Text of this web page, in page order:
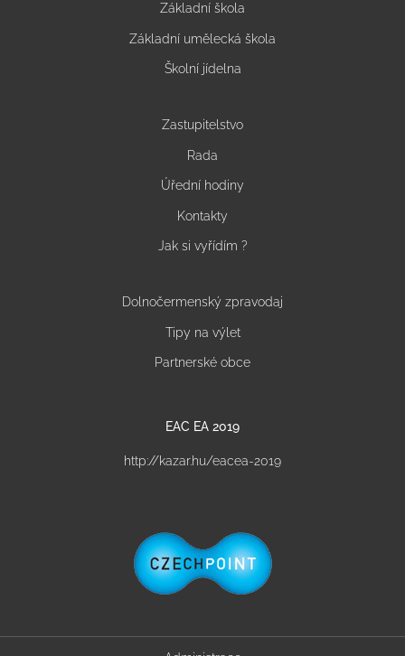
Základní škola
Základní umělecká škola
Školní jídelna
Zastupitelstvo
Rada
Úřední hodiny
Kontakty
Jak si vyřídím ?
Dolnočermenský zpravodaj
Tipy na výlet
Partnerské obce
EAC EA 2019
http://kazar.hu/eacea-2019